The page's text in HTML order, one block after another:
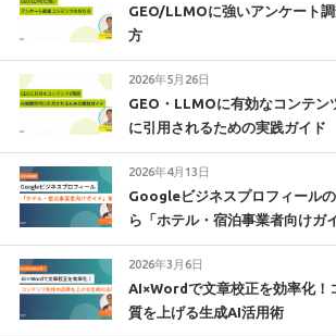
GEO/LLMOに強いアンケート
方
2026年5月26日
GEO・LLMOに有効なコンテン
に引用されるための実践ガイド
2026年4月13日
Googleビジネスプロフィール
ら「ホテル・宿泊事業者向けガ
2026年3月6日
AI×Wordで文章校正を効率化！
質を上げる生成AI活用術